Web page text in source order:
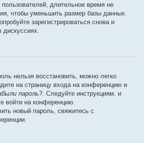
длительное время не
чтобы уменьшить размер базы данных.
зарегистрироваться снова и
дискуссиях.
нельзя восстановить, можно легко
на страницу входа на конференцию и
пароль?. Следуйте инструкциям, и
войти на конференцию.
новый пароль, свяжитесь с